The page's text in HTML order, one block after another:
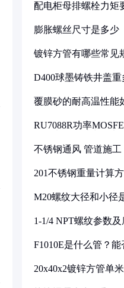
配电柜母排螺栓力矩
膨胀螺丝尺寸是多少
镀锌方管有哪些常见
D400球墨铸铁井盖重
覆膜砂的耐高温性能
RU7088R功率
不锈钢通风 管道施工
201不锈钢重量计算
M20螺纹大径和小径
1-1/4 NPT螺纹参数
F1010E是什么管？能
20x40x2镀锌方管单